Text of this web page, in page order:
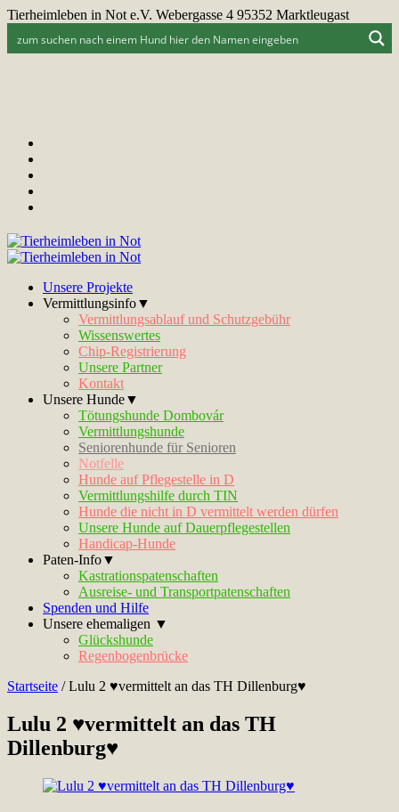
Tierheimleben in Not e.V. Webergasse 4 95352 Marktleugast
Unsere Projekte
Vermittlungsinfo▼
Vermittlungsablauf und Schutzgebühr
Wissenswertes
Chip-Registrierung
Unsere Partner
Kontakt
Unsere Hunde▼
Tötungshunde Dombovár
Vermittlungshunde
Seniorenhunde für Senioren
Notfelle
Hunde auf Pflegestelle in D
Vermittlungshilfe durch TIN
Hunde die nicht in D vermittelt werden dürfen
Unsere Hunde auf Dauerpflegestellen
Handicap-Hunde
Paten-Info▼
Kastrationspatenschaften
Ausreise- und Transportpatenschaften
Spenden und Hilfe
Unsere ehemaligen ▼
Glückshunde
Regenbogenbrücke
Startseite /Lulu 2 ♥vermittelt an das TH Dillenburg♥
Lulu 2 ♥vermittelt an das TH
Dillenburg♥